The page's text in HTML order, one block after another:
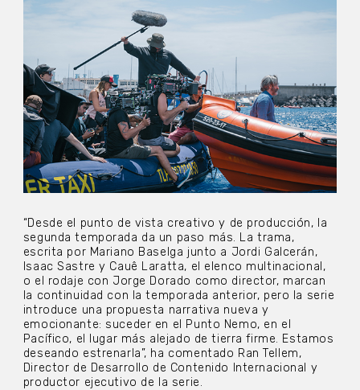
“Desde el punto de vista creativo y de producción, la
segunda temporada da un paso más. La trama,
escrita por Mariano Baselga junto a Jordi Galcerán,
Isaac Sastre y Cauê Laratta, el elenco multinacional,
o el rodaje con Jorge Dorado como director, marcan
la continuidad con la temporada anterior, pero la serie
introduce una propuesta narrativa nueva y
emocionante: suceder en el Punto Nemo, en el
Pacífico, el lugar más alejado de tierra firme. Estamos
deseando estrenarla”, ha comentado Ran Tellem,
Director de Desarrollo de Contenido Internacional y
productor ejecutivo de la serie.